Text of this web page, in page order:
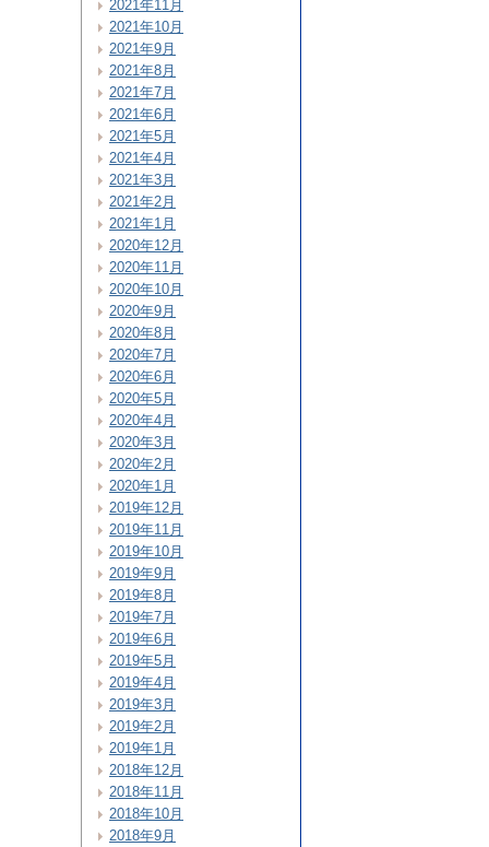
2021年11月
2021年10月
2021年9月
2021年8月
2021年7月
2021年6月
2021年5月
2021年4月
2021年3月
2021年2月
2021年1月
2020年12月
2020年11月
2020年10月
2020年9月
2020年8月
2020年7月
2020年6月
2020年5月
2020年4月
2020年3月
2020年2月
2020年1月
2019年12月
2019年11月
2019年10月
2019年9月
2019年8月
2019年7月
2019年6月
2019年5月
2019年4月
2019年3月
2019年2月
2019年1月
2018年12月
2018年11月
2018年10月
2018年9月